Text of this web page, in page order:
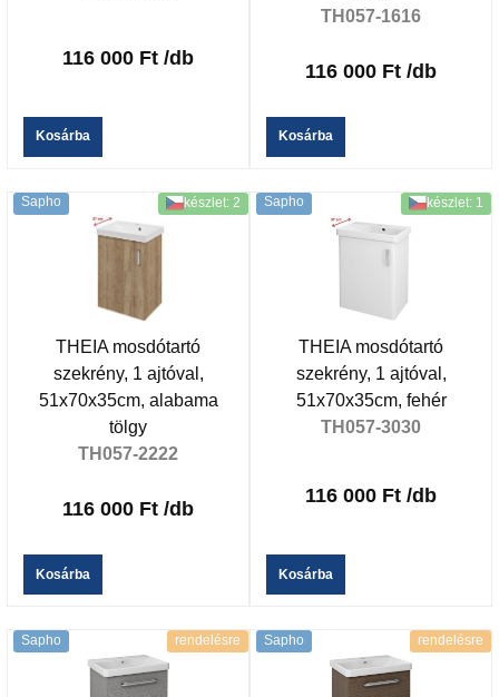
116 000 Ft /db
Kosárba
TH057-1616
116 000 Ft /db
Kosárba
Sapho készlet: 2
THEIA mosdótartó
szekrény, 1 ajtóval,
51x70x35cm, alabama
tölgy
TH057-2222
116 000 Ft /db
Kosárba
Sapho készlet: 1
THEIA mosdótartó
szekrény, 1 ajtóval,
51x70x35cm, fehér
TH057-3030
116 000 Ft /db
Kosárba
Sapho rendelésre Sapho rendelésre